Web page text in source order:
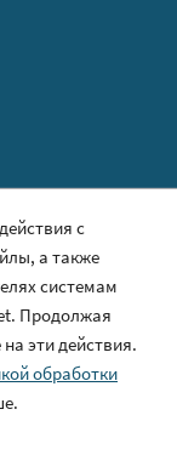
с
а также
системам
Продолжая
эти действия.
обработки